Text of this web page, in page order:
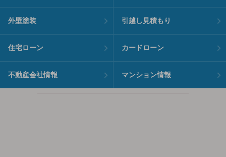
外壁塗装 引越し見積もり
住宅ローン カードローン
不動産会社情報 マンション情報